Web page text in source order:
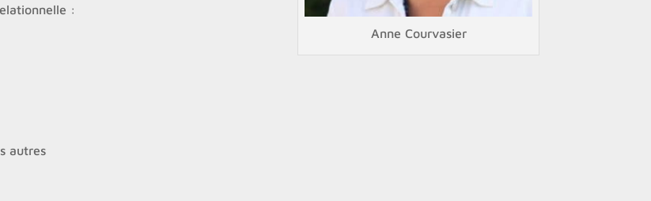
:
Anne Courvasier
autres